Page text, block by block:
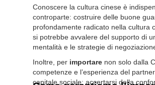
Conoscere la cultura cinese è
controparte: costruire delle buone
profondamente radicato nella cultura
si potrebbe avvalere del supporto di
mentalità e le strategie di
Inoltre, per importare non solo dalla
competenze e l’esperienza del
capitale sociale; accertarsi della